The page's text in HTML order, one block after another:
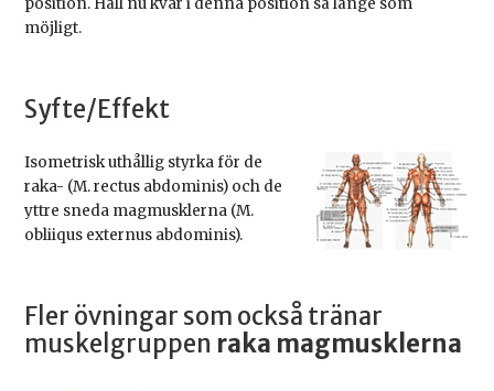
position. Håll nu kvar i denna position så länge som
möjligt.
Syfte/Effekt
Isometrisk uthållig styrka för de
raka- (M. rectus abdominis) och de
yttre sneda magmusklerna (M.
obliiqus externus abdominis).
Fler övningar som också tränar
muskelgruppen raka magmusklerna